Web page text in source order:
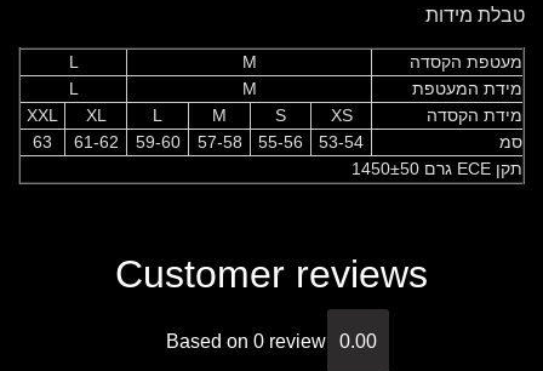
טבלת מידות
מעטפת הקסדה M
L
מידת המעטפת
M
L
מידת הקסדה
XS
S
M
L
XL
XXL
סמ
53-54
55-56
57-58
59-60
61-62
63
תקן ECE גרם 1450±50
Customer reviews
0.00
Based on 0 review